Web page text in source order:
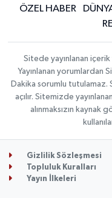
ÖZEL HABER
Sitede yayınlanan
Yayınlanan yorumlardan
Dakika sorumlu tutulamaz.
açılır. Sitemizde
alınmaksızın
Gizlilik Sözleşmesi
Topluluk Kuralları
Yayın İlkeleri